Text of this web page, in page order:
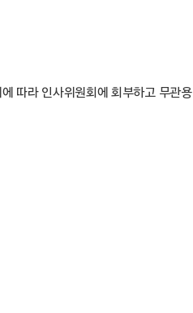
따라 인사위원회에 회부하고 무관용